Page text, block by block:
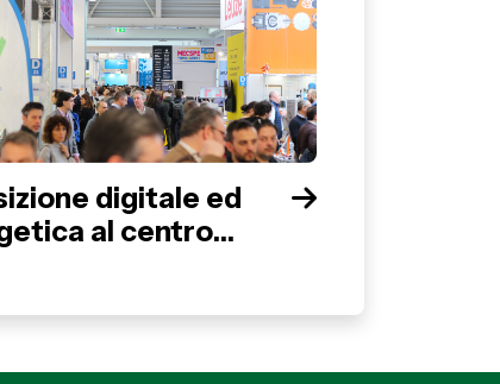
digitale ed
al centro